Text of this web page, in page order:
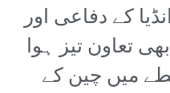
کے دفاعی اور
تعاون تیز ہوا
میں چین کے